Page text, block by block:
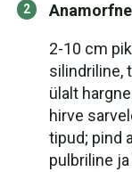
2-10 cm
silindriline,
ülalt
hirve
tipud; pind
pulbriline